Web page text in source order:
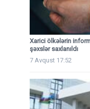
Xarici ölkələrin
şəxslər saxlanıldı
7 Avqust 17:52